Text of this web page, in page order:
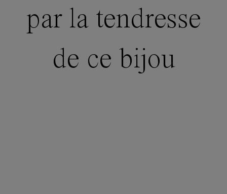
par la tendresse
de ce bijou